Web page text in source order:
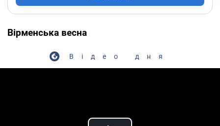
Вірменська весна
Відео дня